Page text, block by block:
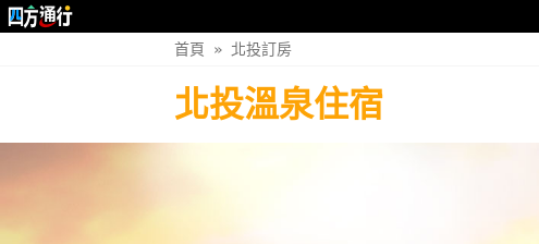
首頁 » 北投訂房
北投溫泉住宿